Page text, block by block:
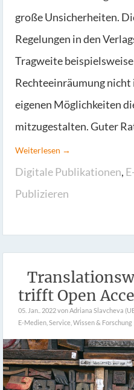
große Unsicherheiten.
Regelungen in den
Tragweite
Rechteeinräumung nicht
eigenen Möglichkeiten
mitzugestalten. Guter
Weiterlesen →
Digitale Publikationen,
Publizieren
trifft Open
05. Jan.. 2022von Adriana Slavcheva
E-Medien Service Wissen & Forschung